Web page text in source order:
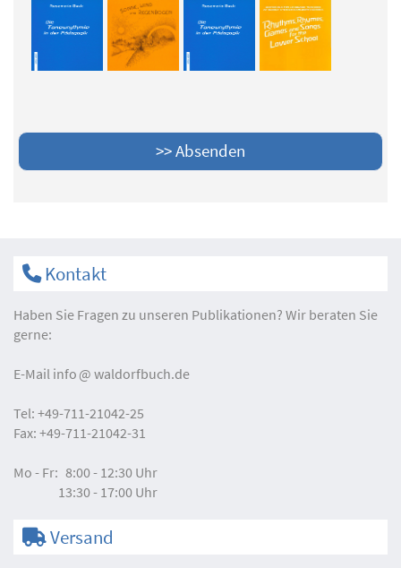
Kontakt
Haben Sie Fragen zu unseren Publikationen? Wir beraten Sie
gerne:
E-Mail info waldorfbuch.de
Tel: +49-711-21042-25
Fax: +49-711-21042-31
Mo - Fr: 8:00 - 12:30 Uhr
13:30 - 17:00 Uhr
Versand